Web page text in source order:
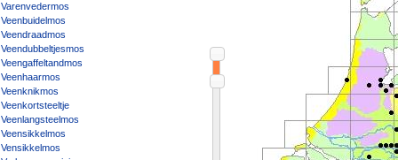
Varenvedermos
Veenbuidelmos
Veendraadmos
Veendubbeltjesmos
Veengaffeltandmos
Veenhaarmos
Veenknikmos
Veenkortsteeltje
Veenlangsteelmos
Veensikkelmos
Vensikkelmos